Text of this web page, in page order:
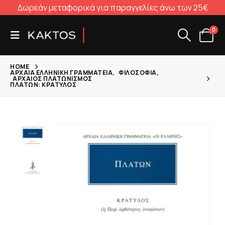
Δωρεάν μεταφορικά για παραγγελίες άνω των 25€
0
HOME
ΑΡΧΑΊΑ ΕΛΛΗΝΙΚΉ ΓΡΑΜΜΑΤΕΊΑ, ΦΙΛΟΣΟΦΊΑ,
ΑΡΧΑΊΟΣ ΠΛΑΤΩΝΙΣΜΌΣ
ΠΛΆΤΩΝ: ΚΡΑΤΎΛΟΣ